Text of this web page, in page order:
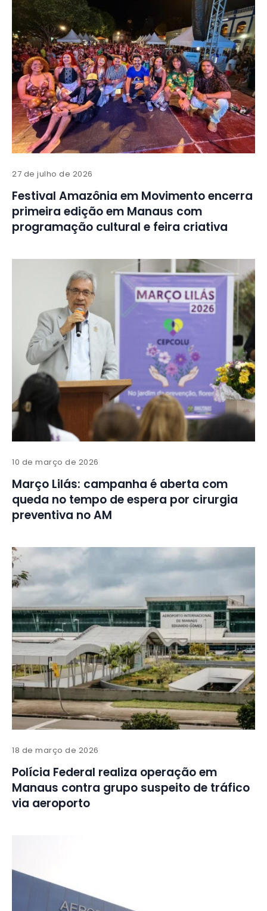
27 de julho de 2026
Festival Amazônia em Movimento encerra
primeira edição em Manaus com
programação cultural e feira criativa
10 de março de 2026
Março Lilás: campanha é aberta com
queda no tempo de espera por cirurgia
preventiva no AM
18 de março de 2026
Polícia Federal realiza operação em
Manaus contra grupo suspeito de tráfico
via aeroporto